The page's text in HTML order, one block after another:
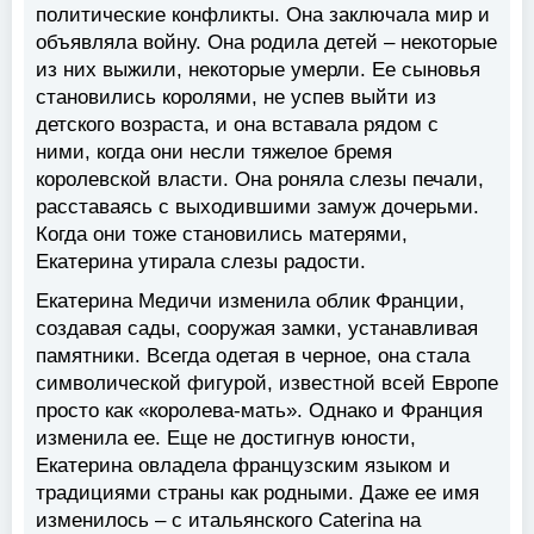
политические конфликты. Она заключала мир и
объявляла войну. Она родила детей – некоторые
из них выжили, некоторые умерли. Ее сыновья
становились королями, не успев выйти из
детского возраста, и она вставала рядом с
ними, когда они несли тяжелое бремя
королевской власти. Она роняла слезы печали,
расставаясь с выходившими замуж дочерьми.
Когда они тоже становились матерями,
Екатерина утирала слезы радости.
Екатерина Медичи изменила облик Франции,
создавая сады, сооружая замки, устанавливая
памятники. Всегда одетая в черное, она стала
символической фигурой, известной всей Европе
просто как «королева-мать». Однако и Франция
изменила ее. Еще не достигнув юности,
Екатерина овладела французским языком и
традициями страны как родными. Даже ее имя
изменилось – с итальянского Caterina на